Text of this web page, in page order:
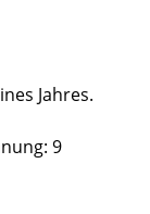
Jahres.
9